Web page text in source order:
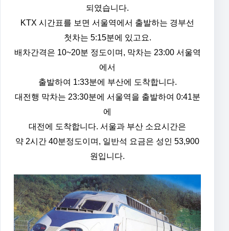
되였습니다.
KTX 시간표를 보면 서울역에서 출발하는 경부선
첫차는 5:15분에 있고요.
배차간격은 10~20분 정도이며, 막차는 23:00 서울역
에서
출발하여 1:33분에 부산에 도착합니다.
대전행 막차는 23:30분에 서울역을 출발하여 0:41분
에
대전에 도착합니다. 서울과 부산 소요시간은
약 2시간 40분정도이며, 일반석 요금은 성인 53,900
원입니다.